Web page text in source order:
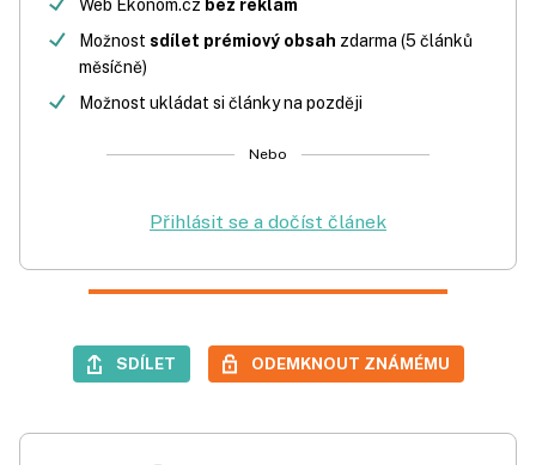
Web Ekonom.cz bez reklam
Možnost sdílet prémiový obsah zdarma (5 článků
měsíčně)
Možnost ukládat si články na později
Nebo
Přihlásit se a dočíst článek
SDÍLET ODEMKNOUT ZNÁMÉMU